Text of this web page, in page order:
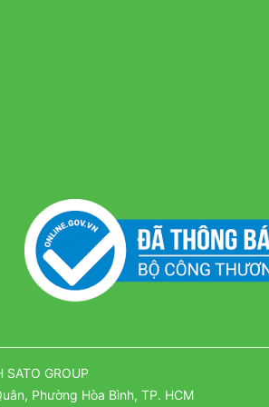
GROUP
Phường Hòa Bình, TP. HCM